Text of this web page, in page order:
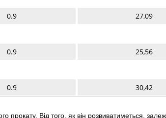
0.9 27,09
0.9 25,56
0.9 30,42
Від того, як він розвиватиметься,